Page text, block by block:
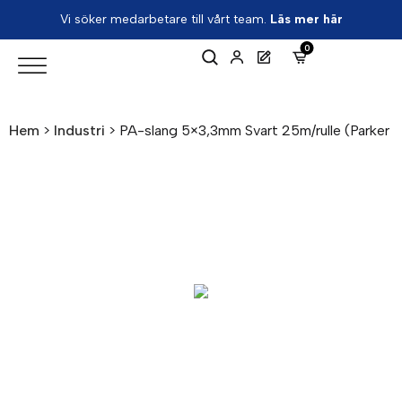
Vi söker medarbetare till vårt team. Läs mer här
0
Hem > Industri > PA-slang 5×3,3mm Svart 25m/rulle (Parker